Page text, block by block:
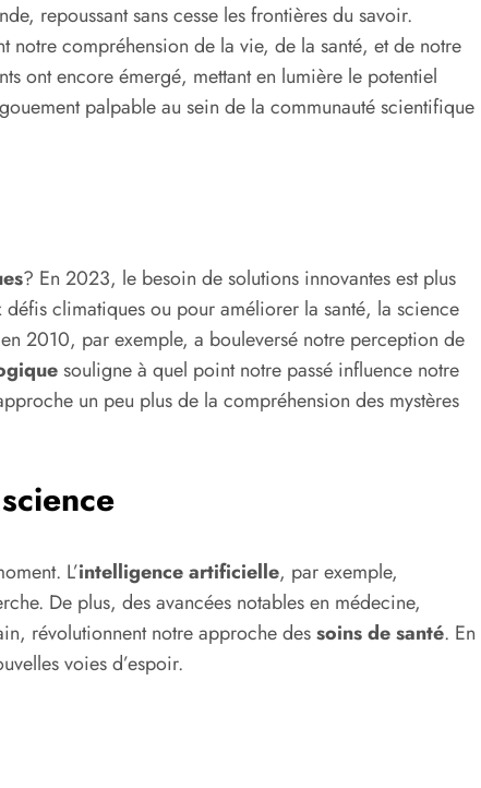
repoussant sans cesse les frontières du savoir.
notre compréhension de la vie, de la santé, et de notre
ont encore émergé, mettant en lumière le potentiel
palpable au sein de la communauté scientifique
? En 2023, le besoin de solutions innovantes est plus
climatiques ou pour améliorer la santé, la science
2010, par exemple, a bouleversé notre perception de
souligne à quel point notre passé influence notre
un peu plus de la compréhension des mystères
L’intelligence artificielle, par exemple,
De plus, des avancées notables en médecine,
révolutionnent notre approche dessoins de santé. En
voies d’espoir.